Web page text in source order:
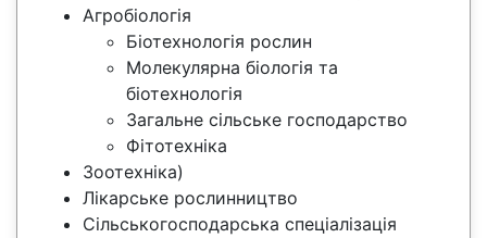
Агробіологія
Біотехнологія рослин
Молекулярна біологія та
біотехнологія
Загальне сільське господарство
Фітотехніка
Зоотехніка)
Лікарське рослинництво
Сільськогосподарська спеціалізація